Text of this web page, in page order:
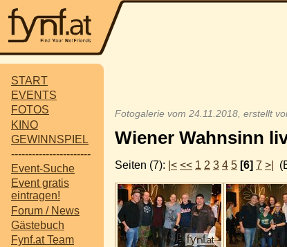
START
EVENTS
FOTOS
KINO
GEWINNSPIEL
-----------------------
Event-Suche
Event gratis
eintragen!
Forum / News
Gästebuch
Fynf.at Team
Fotogalerie vom 24.11.2018, erstellt
Wiener Wahnsinn
Seiten (7): |< << 1 2 3 4 5 [6] 7 >|